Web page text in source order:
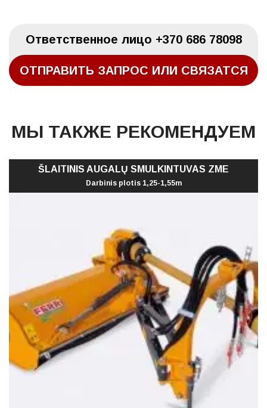
Oтветственное лицо +370 686 78098
ОТПРАВИТЬ ЗАПРОС ИЛИ СВЯЗАТСЯ
МЫ ТАКЖЕ РЕКОМЕНДУЕМ
ŠLAITINIS AUGALŲ SMULKINTUVAS ZME
Darbinis plotis 1,25-1,55m